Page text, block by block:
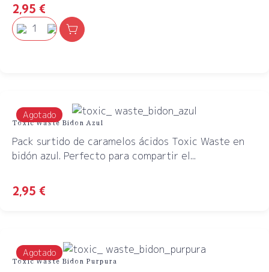
2,95 €
Agotado
Toxic Waste Bidon Azul
Pack surtido de caramelos ácidos Toxic Waste en
bidón azul. Perfecto para compartir el...
2,95 €
Agotado
Toxic Waste Bidon Purpura